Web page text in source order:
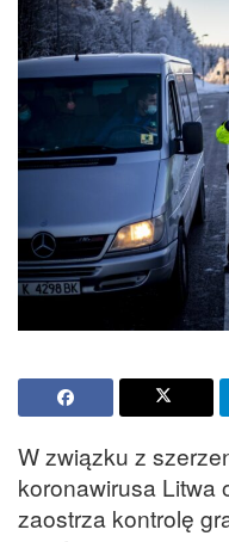
W związku z
koronawirusa Litwa
zaostrza kontrolę